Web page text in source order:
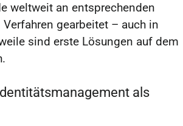
weltweit an entsprechenden
Verfahren gearbeitet – auch in
sind erste Lösungen auf dem
als